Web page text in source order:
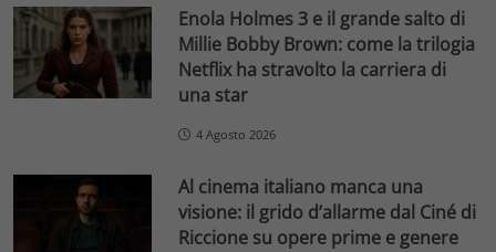
Enola Holmes 3 e il grande salto di
Millie Bobby Brown: come la trilogia
Netflix ha stravolto la carriera di
una star
4 Agosto 2026
Al cinema italiano manca una
visione: il grido d’allarme dal Ciné di
Riccione su opere prime e genere